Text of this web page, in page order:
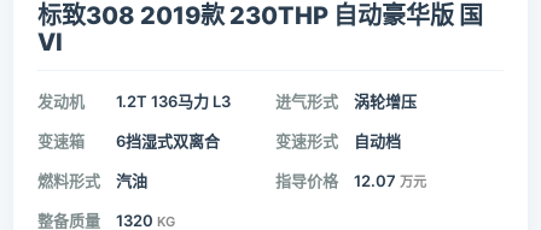
标致308 2019款 230THP 自动豪华版 国
VI
发动机 1.2T 136马力 L3 进气形式 涡轮增压
变速箱 6挡湿式双离合 变速形式 自动档
燃料形式 汽油 指导价格 12.07 万元
整备质量 1320 KG